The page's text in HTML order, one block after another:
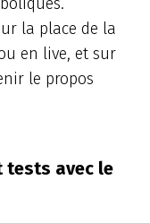
la place de la
en live, et sur
le propos
tests avec le